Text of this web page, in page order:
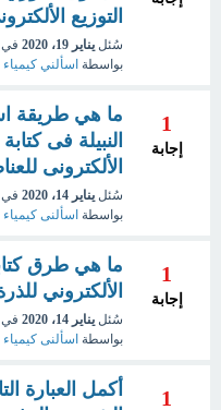
التوزيع
سُئل يناير 19، 2020 في
بواسطة اسألني كيمياء
1
إجابة
ما هي طريقة
النبيلة فى
الألكترونى
سُئل يناير 14، 2020 في
بواسطة اسألنى كيمياء
1
إجابة
ما هي طرق
الألكتروني
سُئل يناير 14، 2020 في
بواسطة اسألنى كيمياء
1
أكمل العبارة